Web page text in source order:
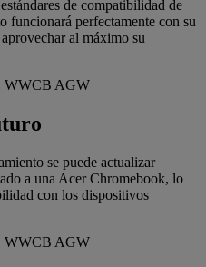
de compatibilidad de
funcionará perfectamente con su
al máximo su
se puede actualizar
a una Acer Chromebook, lo
con los dispositivos